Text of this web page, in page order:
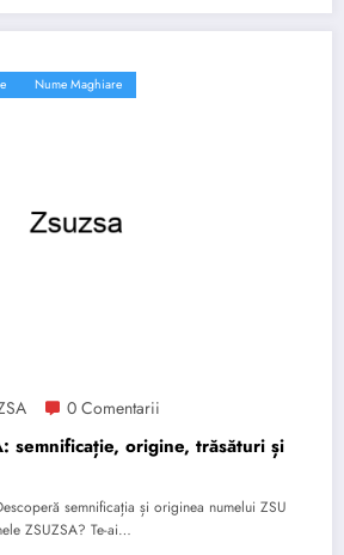
Nume Maghiare
0 Comentarii
semnificație, origine, trăsături și
semnificația și originea numelui ZSU
ZSUZSA? Te-ai…